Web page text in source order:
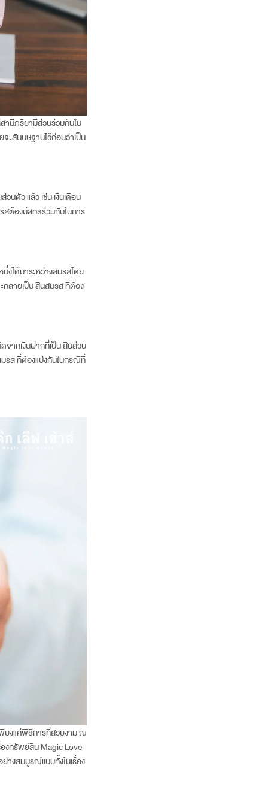
ามีภริยามีส่วนร่วมกันใน
ะสันนิษฐานไว้ก่อนว่าเป็น
นตัว แล้ว เช่น เงินเดือน
สต้องมีสิทธิร่วมกันในการ
งได้มาระหว่างสมรสโดย
กลายเป็น สินสมรส ที่ต้อง
ากเงินฝากที่เป็น สินส่วน
รส ที่ต้องแบ่งกันในกรณีที่
ยงแค่พิธีการที่สวยงาม ณ
องทรัพย์สิน Magic Love
างสมบูรณ์แบบทั้งในเรื่อง